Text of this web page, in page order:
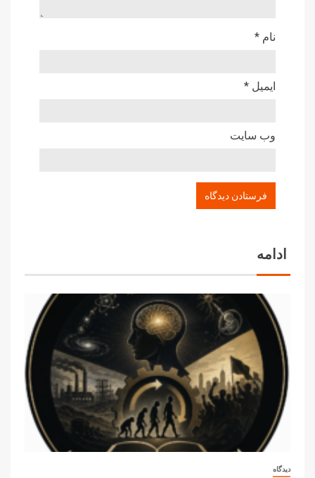
نام *
ایمیل *
وب‌ سایت
ادامه
دیدگاه